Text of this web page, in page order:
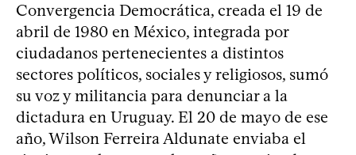
Convergencia Democrática, creada el 19 de
abril de 1980 en México, integrada por
ciudadanos pertenecientes a distintos
sectores políticos, sociales y religiosos, sumó
su voz y militancia para denunciar a la
dictadura en Uruguay. El 20 de mayo de ese
año, Wilson Ferreira Aldunate enviaba el